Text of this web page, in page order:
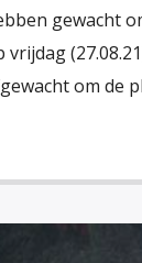
gewacht
vrijdag
om de